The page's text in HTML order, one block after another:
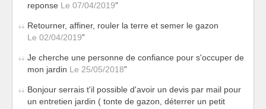
reponse Le 07/04/2019
Retourner, affiner, rouler la terre et semer le gazon
Le 02/04/2019
Je cherche une personne de confiance pour s'occuper de
mon jardin Le 25/05/2018
Bonjour serrais t'il possible d'avoir un devis par mail pour
un entretien jardin ( tonte de gazon, déterrer un petit